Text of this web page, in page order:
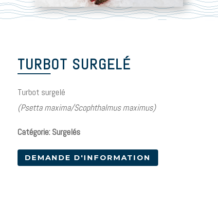
TURBOT SURGELÉ
Turbot surgelé
(Psetta maxima/Scophthalmus maximus)
Catégorie: Surgelés
DEMANDE D'INFORMATION